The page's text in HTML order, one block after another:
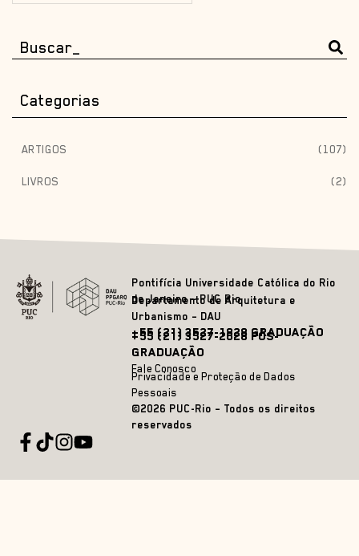
Categorias
ARTIGOS (107)
LIVROS (2)
Pontifícia Universidade Católica do Rio
de Janeiro – PUC Rio
Departamento de Arquitetura e
Urbanismo – DAU
+55 (21) 3527-1828 GRADUAÇÃO
+55 (21) 3527-2628 PÓS-
GRADUAÇÃO
Fale Conosco
Privacidade e Proteção de Dados
Pessoais
©2026 PUC-Rio – Todos os direitos
reservados